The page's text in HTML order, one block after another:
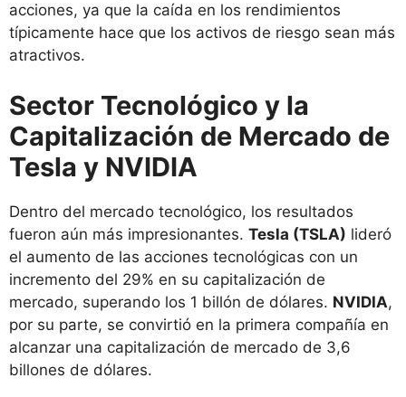
acciones, ya que la caída en los rendimientos
típicamente hace que los activos de riesgo sean más
atractivos.
Sector Tecnológico y la
Capitalización de Mercado de
Tesla y NVIDIA
Dentro del mercado tecnológico, los resultados
fueron aún más impresionantes. Tesla (TSLA) lideró
el aumento de las acciones tecnológicas con un
incremento del 29% en su capitalización de
mercado, superando los 1 billón de dólares. NVIDIA,
por su parte, se convirtió en la primera compañía en
alcanzar una capitalización de mercado de 3,6
billones de dólares.